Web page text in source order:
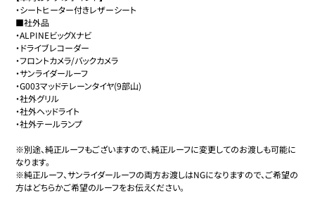
・シートヒーター付きレザーシート
■社外品
・ALPINEビッグXナビ
・ドライブレコーダー
・フロントカメラ/バックカメラ
・サンライダールーフ
・G003マッドテレーンタイヤ(9部山)
・社外グリル
・社外ヘッドライト
・社外テールランプ
※別途、純正ルーフもございますので、純正ルーフに変更してのお渡しも可能に
なります。
※純正ルーフ、サンライダールーフの両方お渡しはNGになりますので、ご希望の
方はどちらかご希望のルーフをお伝えください。